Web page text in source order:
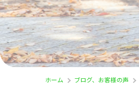
ホーム ブログ、お客様の声